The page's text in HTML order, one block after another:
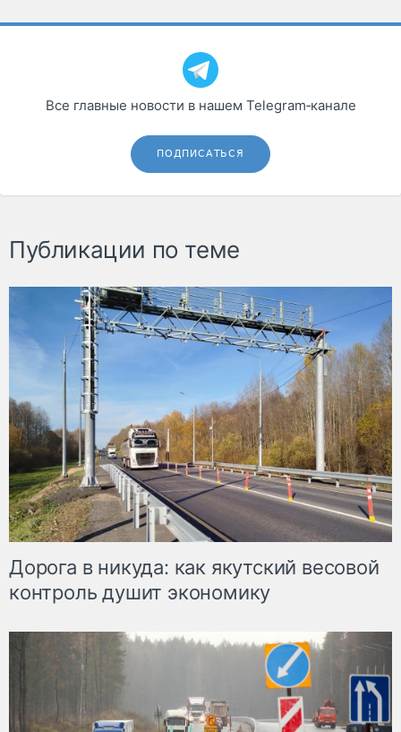
Все главные новости в нашем Telegram‑канале
ПОДПИСАТЬСЯ
Публикации по теме
Дорога в никуда: как якутский весовой
контроль душит экономику